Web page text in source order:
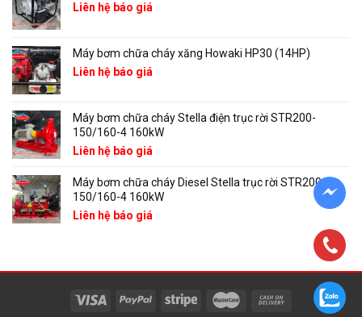
Liên hệ báo giá
Máy bơm chữa cháy xăng Howaki HP30 (14HP)
Liên hệ báo giá
Máy bơm chữa cháy Stella điện trục rời STR200-
150/160-4 160kW
Liên hệ báo giá
Máy bơm chữa cháy Diesel Stella trục rời STR200-
150/160-4 160kW
Liên hệ báo giá